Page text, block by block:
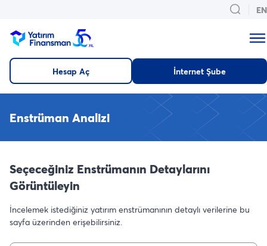
EN
Hesap Aç İnternet Şube
Enstrüman Analizi
Seçeceğiniz Enstrümanın Detaylarını
Görüntüleyin
İncelemek istediğiniz yatırım enstrümanının detaylı verilerine bu
sayfa üzerinden erişebilirsiniz.